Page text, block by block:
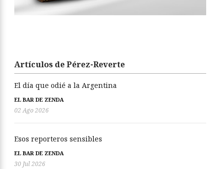
Artículos de Pérez-Reverte
El día que odié a la Argentina
EL BAR DE ZENDA
02 Ago 2026
Esos reporteros sensibles
EL BAR DE ZENDA
30 Jul 2026